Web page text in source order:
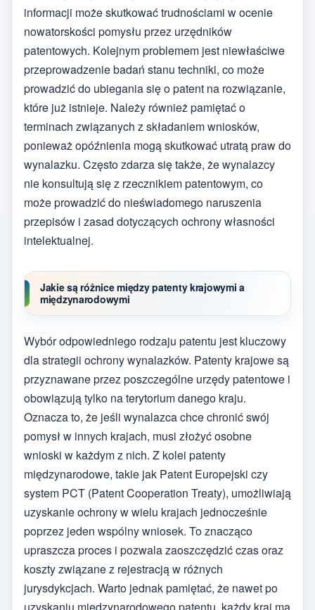
informacji może skutkować trudnościami w ocenie
nowatorskości pomysłu przez urzędników
patentowych. Kolejnym problemem jest niewłaściwe
przeprowadzenie badań stanu techniki, co może
prowadzić do ubiegania się o patent na rozwiązanie,
które już istnieje. Należy również pamiętać o
terminach związanych z składaniem wniosków,
ponieważ opóźnienia mogą skutkować utratą praw do
wynalazku. Często zdarza się także, że wynalazcy
nie konsultują się z rzecznikiem patentowym, co
może prowadzić do nieświadomego naruszenia
przepisów i zasad dotyczących ochrony własności
intelektualnej.
Jakie są różnice między patenty krajowymi a
międzynarodowymi
Wybór odpowiedniego rodzaju patentu jest kluczowy
dla strategii ochrony wynalazków. Patenty krajowe są
przyznawane przez poszczególne urzędy patentowe i
obowiązują tylko na terytorium danego kraju.
Oznacza to, że jeśli wynalazca chce chronić swój
pomysł w innych krajach, musi złożyć osobne
wnioski w każdym z nich. Z kolei patenty
międzynarodowe, takie jak Patent Europejski czy
system PCT (Patent Cooperation Treaty), umożliwiają
uzyskanie ochrony w wielu krajach jednocześnie
poprzez jeden wspólny wniosek. To znacząco
upraszcza proces i pozwala zaoszczędzić czas oraz
koszty związane z rejestracją w różnych
jurysdykcjach. Warto jednak pamiętać, że nawet po